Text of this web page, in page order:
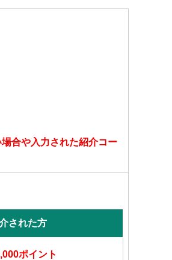
合や入力された紹介コー
された方
ポイント